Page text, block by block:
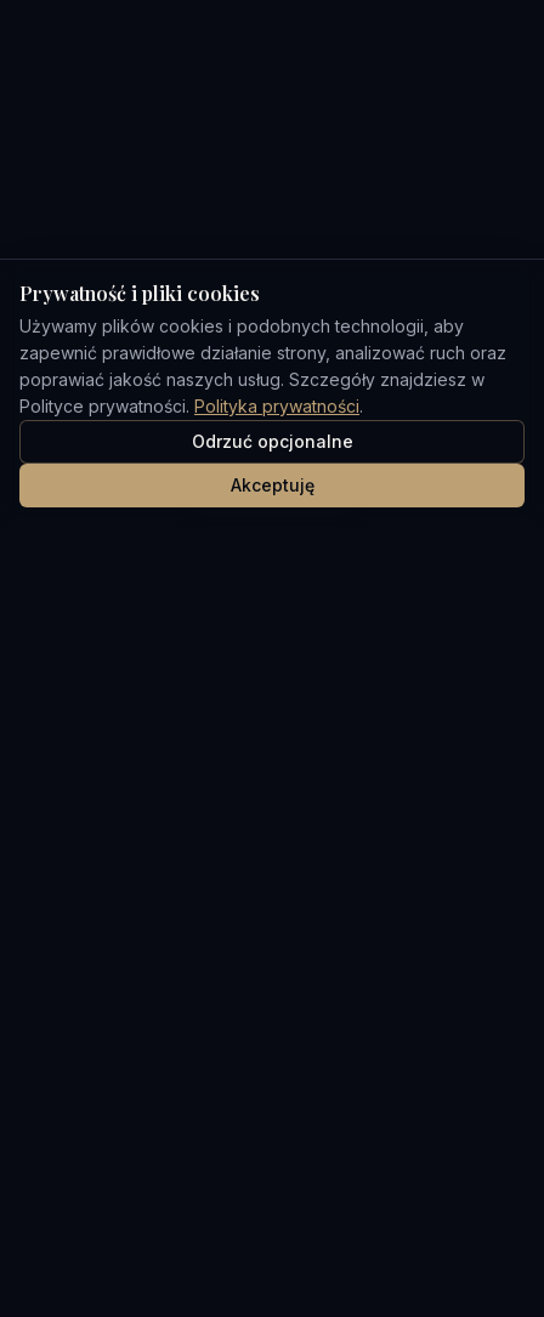
Prywatność i pliki cookies
Używamy plików cookies i podobnych technologii, aby
zapewnić prawidłowe działanie strony, analizować ruch oraz
poprawiać jakość naszych usług. Szczegóły znajdziesz w
Polityce prywatności. Polityka prywatności.
Odrzuć opcjonalne
Akceptuję